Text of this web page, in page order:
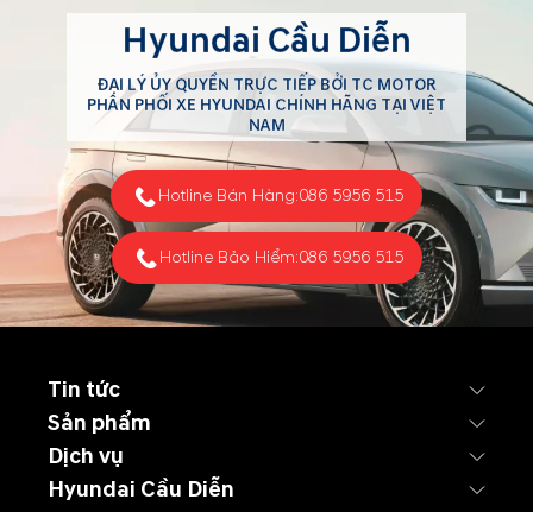
THỐNG NHẤT ĐẤT NƯỚC
Hyundai Cầu Diễn
ĐẠI LÝ ỦY QUYỀN TRỰC TIẾP BỞI TC MOTOR
PHÂN PHỐI XE HYUNDAI CHÍNH HÃNG TẠI VIỆT
NAM
Hotline Bán Hàng:086 5956 515
Hotline Bảo Hiểm:086 5956 515
Tin tức
Sản phẩm
Dịch vụ
Hyundai Cầu Diễn